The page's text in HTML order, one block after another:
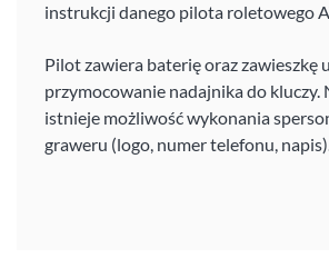
instrukcji danego pilota roletowego
Pilot zawiera baterię oraz zawieszkę
przymocowanie nadajnika do kluczy.
istnieje możliwość wykonania
graweru (logo, numer telefonu,